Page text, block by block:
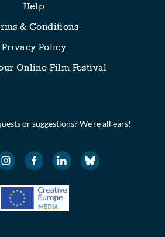
Help
& Conditions
Privacy Policy
Online Film Festival
or suggestions? We’re all ears!